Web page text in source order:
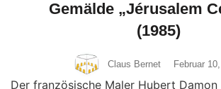
Gemälde „Jérusalem
(1985)
Claus Bernet Februar
Der französische Maler Hubert